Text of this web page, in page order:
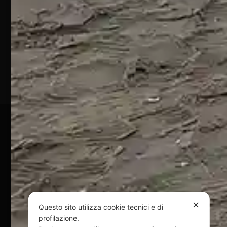
64028
Silvi
Marina
(TE)
P.Iva
01828920676
Pagamenti Sicuri
@ Copyright 2024 Webpesca è un brand Intent di Federico
Andrenacci P.Iva 01917920678
Via G. Galilei n. 2 – 64018 Tortoreto TE | REA TE-168019 |
Mail:
federicoandrenacci@pec.it
Questo sito è protetto da Google reCAPTCHA
✕
Questo sito utilizza cookie tecnici e di
profilazione.